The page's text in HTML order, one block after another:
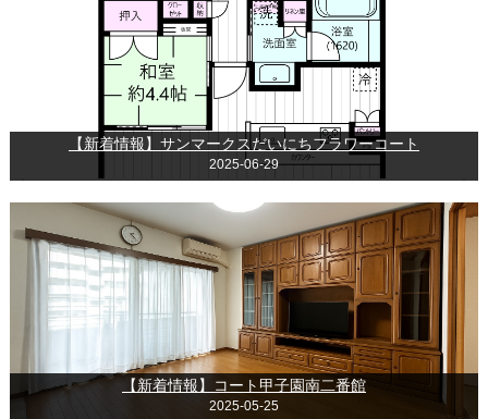
【新着情報】サンマークスだいにちフラワーコート
2025-06-29
【新着情報】コート甲子園南二番館
2025-05-25